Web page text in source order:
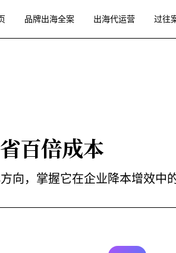
品牌出海全案 出海代运营 过往
百倍成本
向，掌握它在企业降本增效中